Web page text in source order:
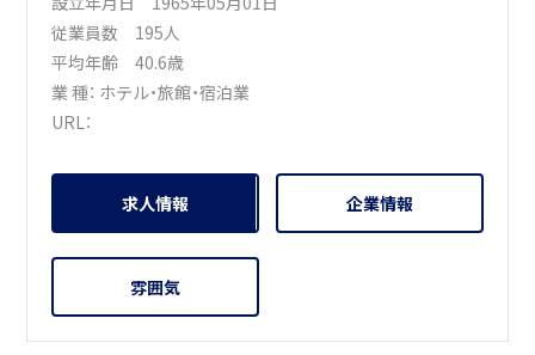
従業員数 195人
平均年齢 40.6歳
業 種： ホテル・旅館・宿泊業
URL：
求人情報 企業情報
雰囲気